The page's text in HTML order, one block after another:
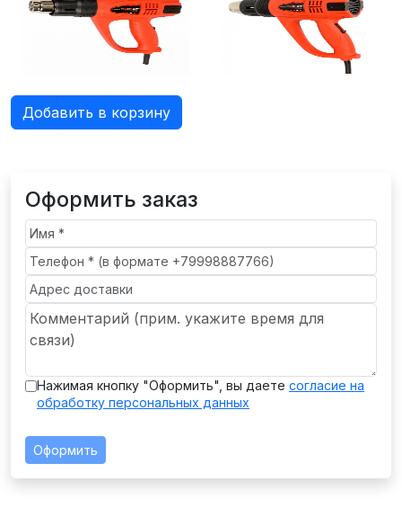
Добавить в корзину
Оформить заказ
Нажимая кнопку "Оформить", вы даете согласие на
обработку персональных данных
Оформить